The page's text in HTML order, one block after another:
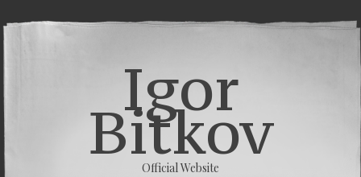
Igor
Bitkov
Official Website